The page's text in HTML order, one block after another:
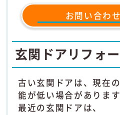
お問い合わ
玄関ドアリフォ
古い玄関ドアは、現在
能が低い場合があります
最近の玄関ドアは、